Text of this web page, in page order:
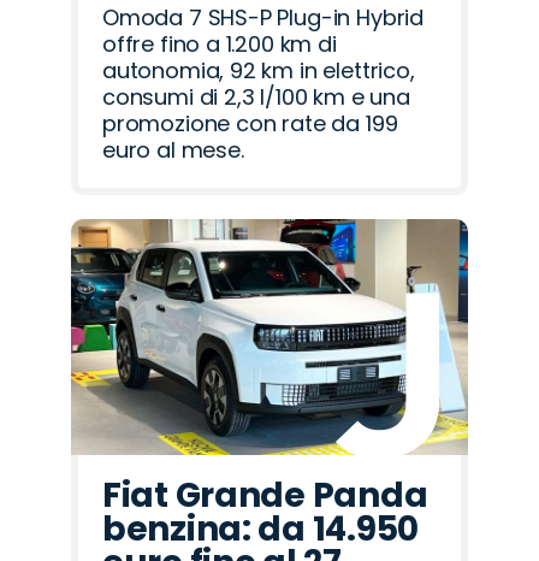
Omoda 7 SHS-P Plug-in Hybrid
offre fino a 1.200 km di
autonomia, 92 km in elettrico,
consumi di 2,3 l/100 km e una
promozione con rate da 199
euro al mese.
Fiat Grande Panda
benzina: da 14.950